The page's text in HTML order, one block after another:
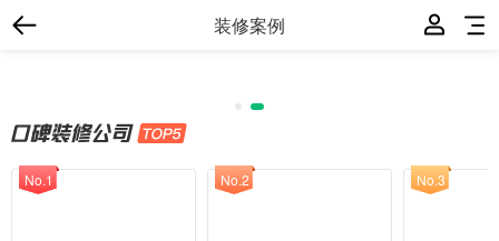
装修案例
No.1 No.2 No.3